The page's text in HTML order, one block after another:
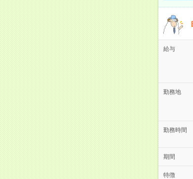
給与
勤務地
勤務時間
期間
特徴